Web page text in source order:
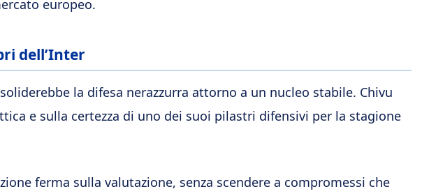
europeo.
dell’Inter
la difesa nerazzurra attorno a un nucleo stabile. Chivu
e sulla certezza di uno dei suoi pilastri difensivi per la stagione
ferma sulla valutazione, senza scendere a compromessi che